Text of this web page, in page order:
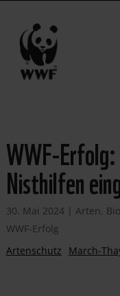
WWF-
Nisthilfen
30. Mai 2024| Arten,
WWF-Erfolg
Artenschutz
March-